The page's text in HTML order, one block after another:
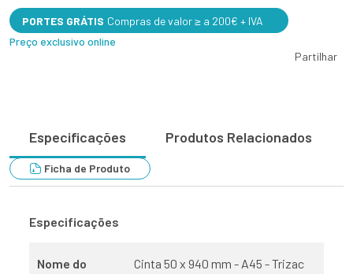
PORTES GRÁTIS Compras de valor ≥ a 200€ + IVA
Preço exclusivo online
Partilhar
Especificações Produtos Relacionados
Ficha de Produto
Especificações
Nome do
Cinta 50 x 940 mm - A45 - Trizac